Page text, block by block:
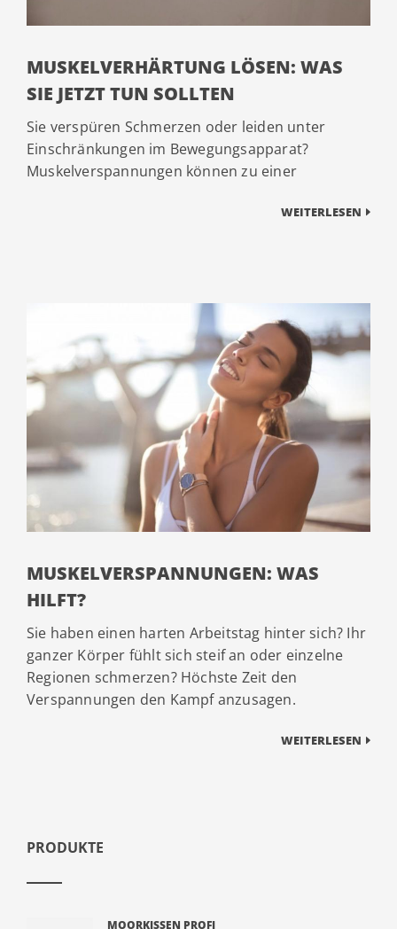
MUSKELVERHÄRTUNG LÖSEN: WAS
SIE JETZT TUN SOLLTEN
Sie verspüren Schmerzen oder leiden unter
Einschränkungen im Bewegungsapparat?
Muskelverspannungen können zu einer
WEITERLESEN
MUSKELVERSPANNUNGEN: WAS
HILFT?
Sie haben einen harten Arbeitstag hinter sich? Ihr
ganzer Körper fühlt sich steif an oder einzelne
Regionen schmerzen? Höchste Zeit den
Verspannungen den Kampf anzusagen.
WEITERLESEN
PRODUKTE
MOORKISSEN PROFI